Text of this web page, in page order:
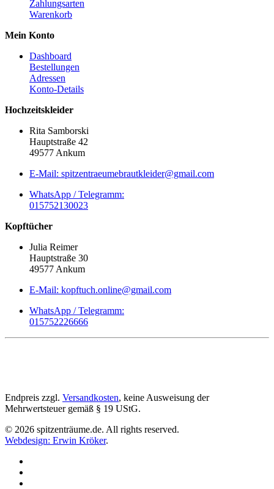
Zahlungsarten
Warenkorb
Mein Konto
Dashboard
Bestellungen
Adressen
Konto-Details
Hochzeitskleider
Rita Samborski
Hauptstraße 42
49577 Ankum
E-Mail: spitzentraeumebrautkleider@gmail.com
WhatsApp / Telegramm:
015752130023
Kopftücher
Julia Reimer
Hauptstraße 30
49577 Ankum
E-Mail: kopftuch.online@gmail.com
WhatsApp / Telegramm:
015752226666
Endpreis zzgl. Versandkosten, keine Ausweisung der
Mehrwertsteuer gemäß § 19 UStG.
© 2026 spitzenträume.de. All rights reserved.
Webdesign: Erwin Kröker.